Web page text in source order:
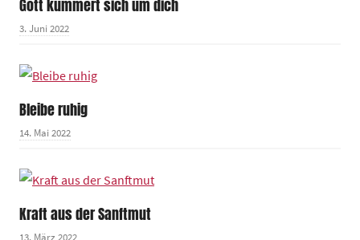
Gott kümmert sich um dich
3. Juni 2022
Bleibe ruhig
14. Mai 2022
Kraft aus der Sanftmut